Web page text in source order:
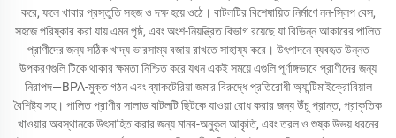
করে, ফলে খাবার প্রস্তুতি সহজ ও দক্ষ হয়ে ওঠে। বাটলটির বিশেষায়িত নির্মাণে নন-স্লিপ বেস,
সহজে পরিষ্কার করা যায় এমন পৃষ্ঠ, এবং অংশ-নিয়ন্ত্রিত বিভাগ রয়েছে যা বিভিন্ন আকারের পালিত
প্রাণীদের জন্য সঠিক খাদ্য ভারসাম্য বজায় রাখতে সাহায্য করে। উৎপাদনে ব্যবহৃত উন্নত
উপকরণগুলি টিকে থাকার ক্ষমতা নিশ্চিত করে যখন একই সময়ে এগুলি পূর্ণাঙ্গভাবে প্রাণীদের জন্য
নিরাপদ—BPA-মুক্ত গঠন এবং ব্যাকটেরিয়া জমার বিরুদ্ধে প্রতিরোধী অ্যান্টিমাইক্রোবিয়াল
বৈশিষ্ট্য সহ। পালিত প্রাণীর সালাড বাটলটি ছিটকে যাওয়া রোধ করার জন্য উঁচু প্রান্ত, প্রাকৃতিক
খাওয়ার অবস্থানকে উৎসাহিত করার জন্য মানব-অনুকূল আকৃতি, এবং তরল ও শুষ্ক উভয় ধরনের